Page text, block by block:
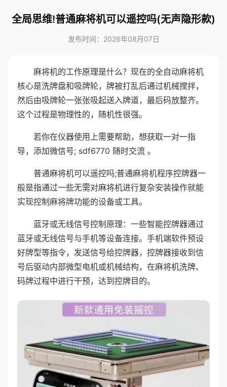
全局思维!普通麻将机可以遥控吗(无声隐形款)
发布时间：2026年08月07日
麻将机的工作原理是什么？现在的全自动麻将机
核心是洗牌盘和吸牌轮，牌被打乱后通过机械搅拌，
然后由吸牌轮一张张吸起送入牌道，最后码放整齐。
这个过程是物理性的，随机性很强。
若你在仪器使用上需要帮助，想获取一对一指
导，添加微信号; sdf6770 随时交流 。
普通麻将机可以遥控吗;普通麻将机程序控牌器一
般是指通过一些无需对麻将机进行复杂安装操作就能
实现控制麻将牌功能的设备或工具。
蓝牙或无线信号控制原理：一些智能控牌器通过
蓝牙或无线信号与手机等设备连接。手机端软件预设
好牌型等指令，发送信号给控牌器，控牌器接收到信
号后驱动内部微型电机或机械结构，在麻将机洗牌、
码牌过程中进行干预，达到控牌目的。